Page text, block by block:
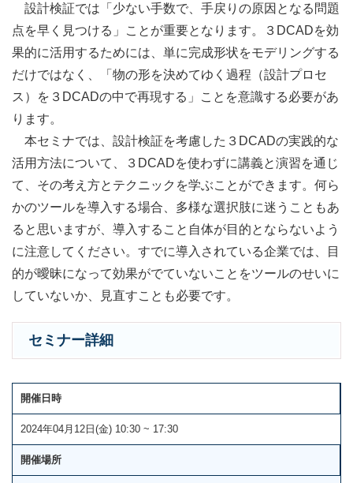
設計検証では「少ない手数で、手戻りの原因となる問題
点を早く見つける」ことが重要となります。３DCADを効
果的に活用するためには、単に完成形状をモデリングする
だけではなく、「物の形を決めてゆく過程（設計プロセ
ス）を３DCADの中で再現する」ことを意識する必要があ
ります。
本セミナでは、設計検証を考慮した３DCADの実践的な
活用方法について、３DCADを使わずに講義と演習を通じ
て、その考え方とテクニックを学ぶことができます。何ら
かのツールを導入する場合、多様な選択肢に迷うこともあ
ると思いますが、導入すること自体が目的とならないよう
に注意してください。すでに導入されている企業では、目
的が曖昧になって効果がでていないことをツールのせいに
していないか、見直すことも必要です。
セミナー詳細
開催日時
2024年04月12日(金) 10:30 ~ 17:30
開催場所